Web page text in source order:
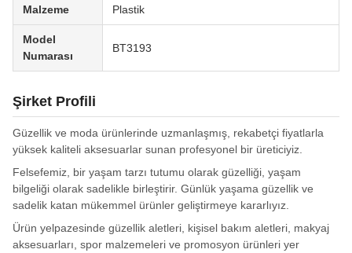
Malzeme Plastik
Model
Numarası
BT3193
Şirket Profili
Güzellik ve moda ürünlerinde uzmanlaşmış, rekabetçi fiyatlarla
yüksek kaliteli aksesuarlar sunan profesyonel bir üreticiyiz.
Felsefemiz, bir yaşam tarzı tutumu olarak güzelliği, yaşam
bilgeliği olarak sadelikle birleştirir. Günlük yaşama güzellik ve
sadelik katan mükemmel ürünler geliştirmeye kararlıyız.
Ürün yelpazesinde güzellik aletleri, kişisel bakım aletleri, makyaj
aksesuarları, spor malzemeleri ve promosyon ürünleri yer